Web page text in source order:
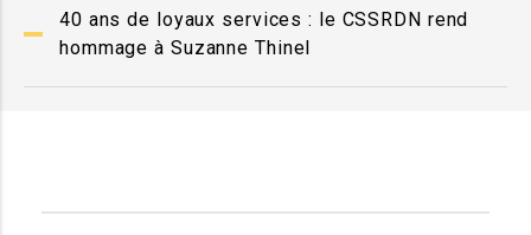
40 ans de loyaux services : le CSSRDN rend
hommage à Suzanne Thinel